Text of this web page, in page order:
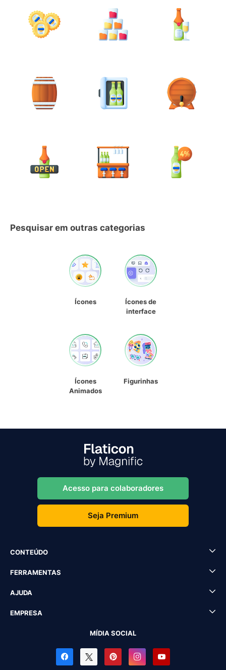
Pesquisar em outras categorias
Ícones
Ícones de
interface
Ícones
Animados
Figurinhas
Acesso para colaboradores
Seja Premium
CONTEÚDO
FERRAMENTAS
AJUDA
EMPRESA
MÍDIA SOCIAL